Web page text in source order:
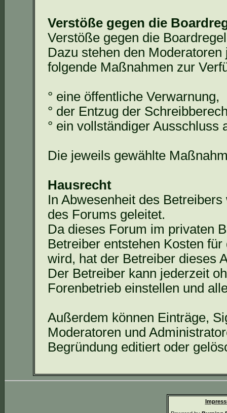
Verstöße gegen die
Verstöße gegen die
Dazu stehen den
folgende Maßnahmen zur
° eine öffentliche Verwarnung,
° der Entzug der
° ein vollständiger Ausschluss
Die jeweils gewählte
Hausrecht
In Abwesenheit des
des Forums geleitet.
Da dieses Forum im privaten
Betreiber entstehen Kosten
wird, hat der Betreiber dieses
Der Betreiber kann jederzeit
Forenbetrieb einstellen und
Außerdem können Einträge,
Moderatoren und
Begründung editiert oder